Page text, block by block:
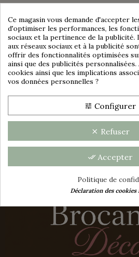
SULFURE PRESSE PAPIER EN
CRISTAL DE SÈVRES AVEC
PERSONNAGE
80,00 € 40,00 €
Affichage 1-1 de 1
Ce magasin vous demande d'accepter
d'optimiser les performances, les
sociaux et la pertinence de la publicité.
aux réseaux sociaux et à la publicité
offrir des fonctionnalités optimisées
ainsi que des publicités
cookies ainsi que les implications
vos données personnelles ?
tune Configurer
clear Refuser
done_all Accepter
Politique de
Déclaration des cookies
Consentement aux cookies